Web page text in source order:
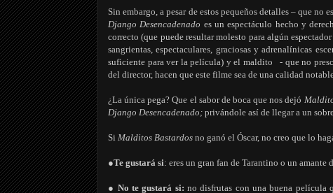
Sin embargo, a pesar de estos pequeños detalles – que
Django Desencadenado es un espectáculo hecho y
correcto (que puede resultar molesto para algún
sangrientas, espectaculares, graciosas y adrenalínicas
suficiente para ver la película) y el maldito - que no
del director, hacen que este filme sea de una calidad
¿La única pega? Que el sabor de boca que nos dejó
Django Desencadenado; privándole así de llegar a un
Si Malditos Bastardos no ganó el Óscar, no creo que lo
●Te gustará si: eres un gran fan de Tarantino o un amante
● No te gustará si: no disfrutas con una buena película